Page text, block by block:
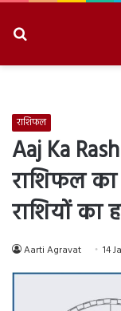
राशिफल
Aaj Ka
राशिफल का
राशियों का
Aarti Agravat 14